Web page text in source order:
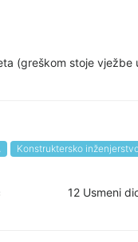
(greškom stoje vježbe
Konstruktersko
12 Usmeni dio